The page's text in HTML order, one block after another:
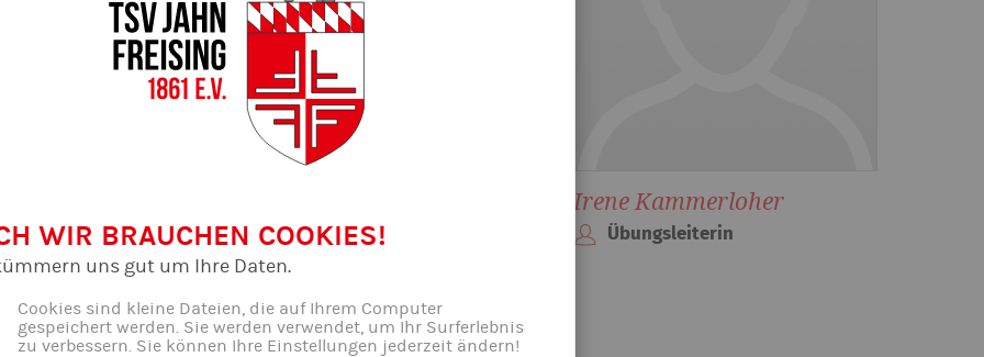
Ruiz
Übungsleiterin
08161 - 92494
Irene Kammerloher
Übungsleiterin
WIR BRAUCHEN COOKIES!
uns gut um Ihre Daten.
Cookies sind kleine Dateien, die auf Ihrem Computer
gespeichert werden. Sie werden verwendet, um Ihr Surferlebnis
zu verbessern. Sie können Ihre Einstellungen jederzeit ändern!